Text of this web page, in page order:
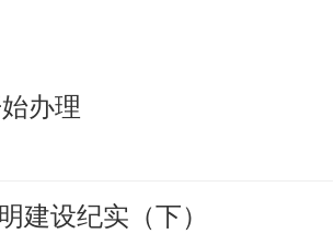
办理
设纪实（下）